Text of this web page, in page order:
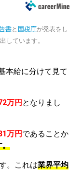
書と 国税庁が発表をし
しています。
本給に分けて見て
万円 となりまし
万円 であることか
。
。これは業界平均